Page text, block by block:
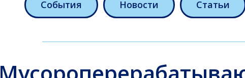
События Новости Статьи